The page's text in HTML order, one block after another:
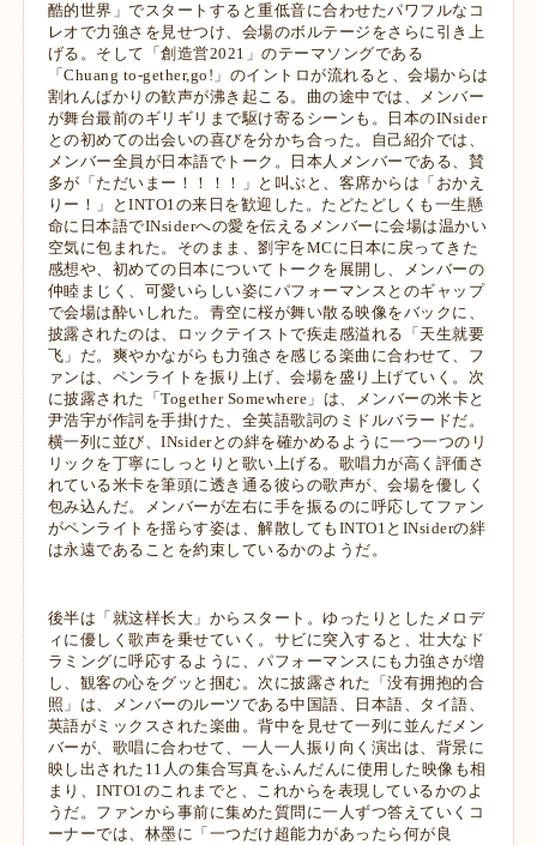
酷的世界」でスタートすると重低音に合わせたパワフルなコ
レオで力強さを見せつけ、会場のボルテージをさらに引 き上
げる。そして「創造営2021」のテーマソングである
「Chuang to-gether,go!」 のイントロが流れると、会場からは
割れんばかりの歓声が沸き起こる。曲の途中では、メンバー
が舞台最前のギリギリまで駆け寄るシーンも。日本のINsider
との初めての出会いの喜びを分かち合った。 自己紹介では、
メンバー全員が日本語でトーク。日本人メンバーである、賛
多が 「ただいまー！！！！」と叫ぶと、客席からは「おかえ
りー！」とINTO1の来日 を歓迎した。 たどたどしくも一生懸
命に日本語でINsiderへの愛を伝えるメンバーに会場は温かい
空気に包まれた。そのまま、劉宇をMCに日本に戻ってきた
感想や、初めての 日本についてトークを展開し、メンバーの
仲睦まじく、可愛いらしい姿にパフォ ーマンスとのギャップ
で会場は酔いしれた。 青空に桜が舞い散る映像をバックに、
披露されたのは、ロックテイストで疾走感溢れる「天生就要
飞」だ。爽やかながらも力強さを感じる楽曲に合わせて、フ
ァンは、ペンライトを振り上げ、会場を盛り上げていく。次
に披露された「Together Somewhere」は、メンバーの米卡と
尹浩宇が作詞を手掛けた、全英語歌詞のミドルバラードだ。
横一列に並び、INsiderとの絆を確かめるように一つ一つのリ
リックを丁寧にしっとりと歌い上げる。歌唱力が高く評価さ
れている米卡を筆頭に透き通る彼らの歌声が、会場を優しく
包み込んだ。メンバーが左右に手を振るのに呼応してファン
がペンライトを揺らす姿は、解散してもINTO1と INsiderの絆
は永遠であることを約束しているかのようだ。
後半は「就这样长大」からスタート。ゆったりとしたメロデ
ィに優しく歌声を乗せていく。サビに突入すると、壮大なド
ラミングに呼応するように、パフォーマ ンスにも力強さが増
し、観客の心をグッと掴む。次に披露された「没有拥抱的合
照」は、メンバーのルーツである中国語、日本語、タイ語、
英語がミックスされた楽曲。背中を見せて一列に並んだメン
バーが、歌唱に合わせて、一人一人振り 向く演出は、背景に
映し出された11人の集合写真をふんだんに使用した映像も相
まり、INTO1のこれまでと、これからを表現しているかのよ
うだ。 ファンから事前に集めた質問に一人ずつ答えていくコ
ーナーでは、​​林墨に「一つ だけ超能力があったら何が良